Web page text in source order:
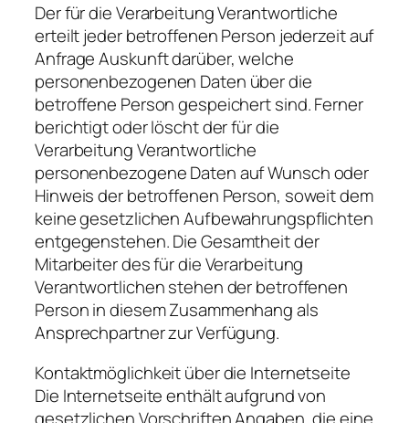
Der für die Verarbeitung Verantwortliche
erteilt jeder betroffenen Person jederzeit auf
Anfrage Auskunft darüber, welche
personenbezogenen Daten über die
betroffene Person gespeichert sind. Ferner
berichtigt oder löscht der für die
Verarbeitung Verantwortliche
personenbezogene Daten auf Wunsch oder
Hinweis der betroffenen Person, soweit dem
keine gesetzlichen Aufbewahrungspflichten
entgegenstehen. Die Gesamtheit der
Mitarbeiter des für die Verarbeitung
Verantwortlichen stehen der betroffenen
Person in diesem Zusammenhang als
Ansprechpartner zur Verfügung.
Kontaktmöglichkeit über die Internetseite
Die Internetseite enthält aufgrund von
gesetzlichen Vorschriften Angaben, die eine